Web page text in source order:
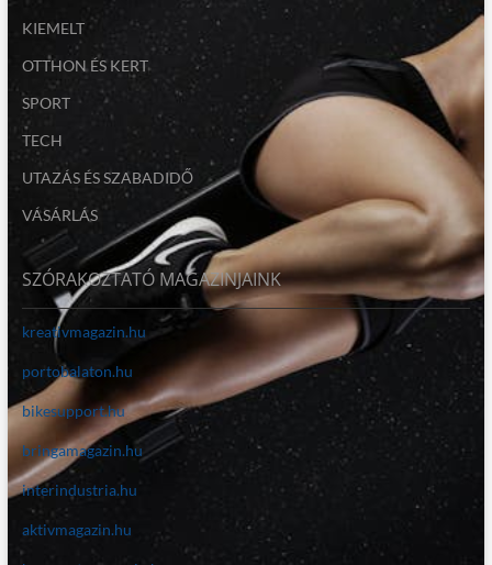
KIEMELT
OTTHON ÉS KERT
SPORT
TECH
UTAZÁS ÉS SZABADIDŐ
VÁSÁRLÁS
SZÓRAKOZTATÓ MAGAZINJAINK
kreativmagazin.hu
portobalaton.hu
bikesupport.hu
bringamagazin.hu
interindustria.hu
aktivmagazin.hu